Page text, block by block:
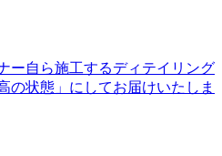
ー自ら施工するディテイリング
の状態」にしてお届けいたしま